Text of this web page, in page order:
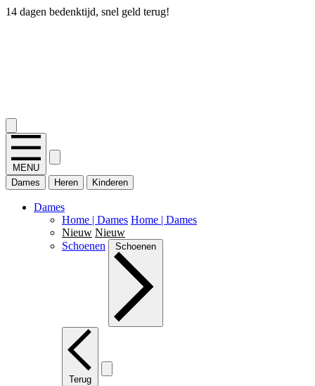
14 dagen bedenktijd, snel geld terug!
MENU
Dames
Heren Kinderen
Dames
Home | Dames Home | Dames
Nieuw Nieuw
Schoenen
Schoenen
Terug